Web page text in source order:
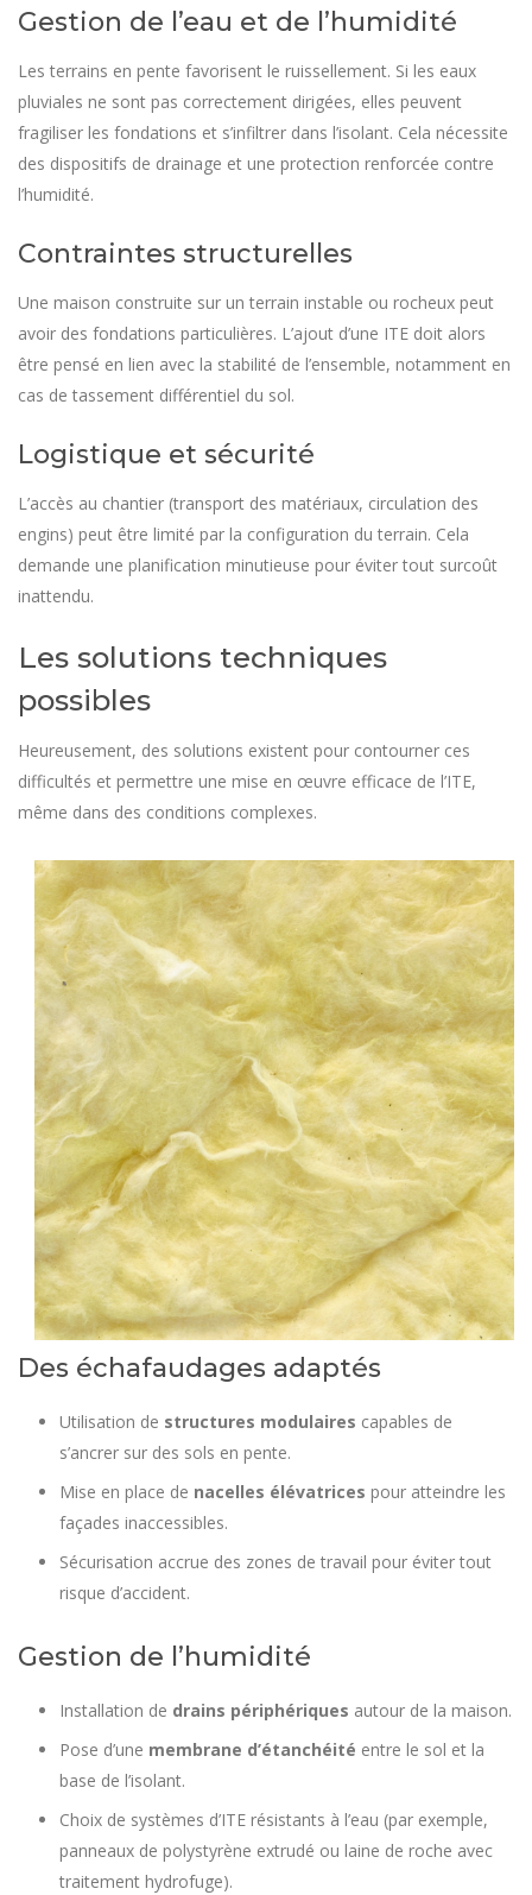
Gestion de l’eau et de l’humidité
Les terrains en pente favorisent le ruissellement. Si les eaux
pluviales ne sont pas correctement dirigées, elles peuvent
fragiliser les fondations et s’infiltrer dans l’isolant. Cela nécessite
des dispositifs de drainage et une protection renforcée contre
l’humidité.
Contraintes structurelles
Une maison construite sur un terrain instable ou rocheux peut
avoir des fondations particulières. L’ajout d’une ITE doit alors
être pensé en lien avec la stabilité de l’ensemble, notamment en
cas de tassement différentiel du sol.
Logistique et sécurité
L’accès au chantier (transport des matériaux, circulation des
engins) peut être limité par la configuration du terrain. Cela
demande une planification minutieuse pour éviter tout surcoût
inattendu.
Les solutions techniques
possibles
Heureusement, des solutions existent pour contourner ces
difficultés et permettre une mise en œuvre efficace de l’ITE,
même dans des conditions complexes.
Des échafaudages adaptés
Utilisation de structures modulaires capables de
s’ancrer sur des sols en pente.
Mise en place de nacelles élévatrices pour atteindre les
façades inaccessibles.
Sécurisation accrue des zones de travail pour éviter tout
risque d’accident.
Gestion de l’humidité
Installation de drains périphériques autour de la maison.
Pose d’une membrane d’étanchéité entre le sol et la
base de l’isolant.
Choix de systèmes d’ITE résistants à l’eau (par exemple,
panneaux de polystyrène extrudé ou laine de roche avec
traitement hydrofuge).